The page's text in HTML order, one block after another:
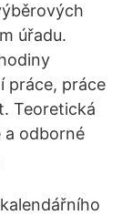
úřadu.
práce, práce
Teoretická
a odborné